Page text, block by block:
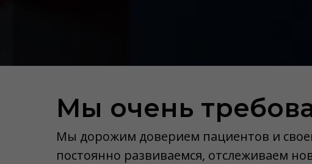
Мы очень
Мы дорожим доверием пациентов и
постоянно развиваемся, отслеживаем